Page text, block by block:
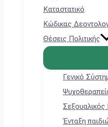
Καταστατικό
Κώδικας
Θέσεις Πολιτικής
Γενικό
Ένταξη